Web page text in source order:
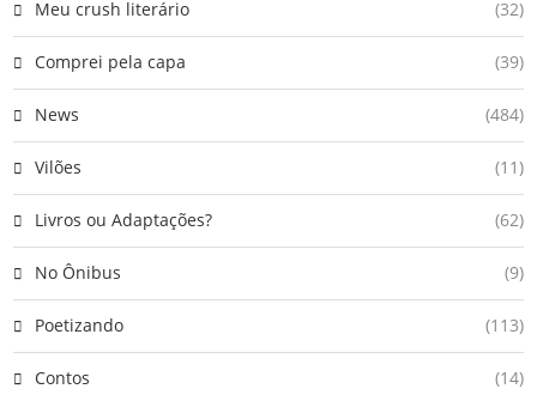
Meu crush literário (32)
Comprei pela capa (39)
News (484)
Vilões (11)
Livros ou Adaptações? (62)
No Ônibus (9)
Poetizando (113)
Contos (14)